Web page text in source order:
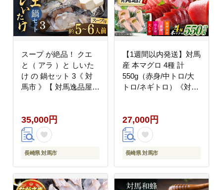
スープ が絶品！ クエ
と（ アラ ）と しいた
け の 鍋セット 3《 対
馬市 》【 対馬逸品屋
35,000円
長崎県 対馬市
【1週間以内発送】対馬
産 本マグロ 4種 計
550g（赤身/中トロ/大
トロ/ネギトロ）《対馬
本マグロ 養殖 トロ 中
トロ 中とろ 大トロ 大
とろ 赤身 ねぎとろ ネ
ギトロ たたき 刺身 冷
答 スピード発送 最速発
送 最短発送
27,000円
長崎県 対馬市